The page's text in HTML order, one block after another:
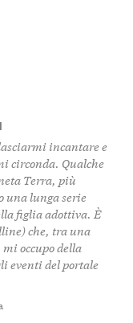
incantare e
circonda. Qualche
Terra, più
una lunga serie
figlia adottiva. È
che, tra una
occupo della
eventi del portale